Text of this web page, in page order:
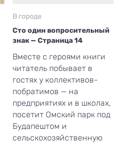
В городе
Сто один вопросительный
знак — Страница 14
Вместе с героями книги
читатель побывает в
гостях у коллективов-
побратимов — на
предприятиях и в школах,
посетит Омский парк под
Будапештом и
сельскохозяйственную